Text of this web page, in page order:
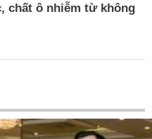
chất ô nhiễm từ không